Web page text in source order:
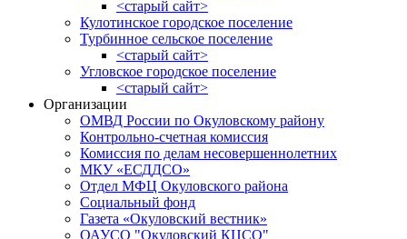
<старый сайт>
Кулотинское городское поселение
Турбинное сельское поселение
<старый сайт>
Угловское городское поселение
<старый сайт>
Организации
ОМВД России по Окуловскому району
Контрольно-счетная комиссия
Комиссия по делам несовершеннолетних
МКУ «ЕСДДСО»
Отдел МФЦ Окуловского района
Социальный фонд
Газета «Окуловский вестник»
ОАУСО "Окуловский КЦСО"